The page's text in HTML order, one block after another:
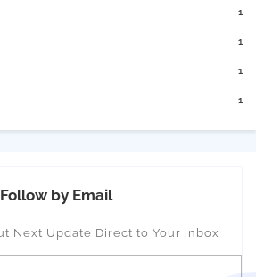
1
1
1
1
Follow by Email
Next Update Direct to Your inbox